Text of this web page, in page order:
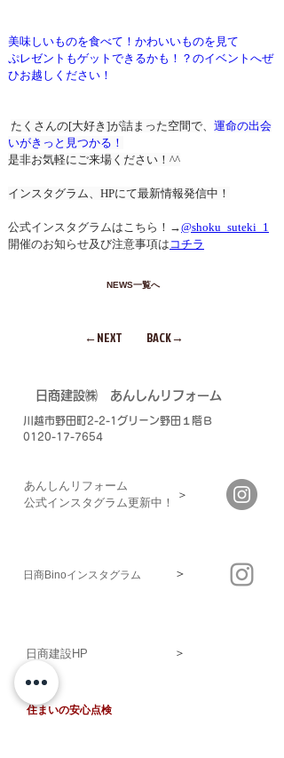
美味しいものを食べて！かわいいものを見て
ぷレゼントもゲットできるかも！？のイベントへぜ
ひお越しください！
たくさんの[大好き]が詰まった空間で
運命の出会
いがきっと見つかる！
是非お気軽にご来場ください！^^
インスタグラム、HPにて最新情報発信中！
公式インスタグラムはこちら！→@shoku_suteki_1
開催のお知らせ及び注意事項は コチラ
NEWS一覧へ
BACK→
←NEXT
​日商建設㈱ あんしんリフォーム
川越市野田町2-2-1グリーン野田１階Ｂ
0120-17-7654
あんしんリフォーム
​公式インスタグラム更新中！
＞
日商Binoインスタグラム ＞
日商建設HP ＞
住まいの安心点検